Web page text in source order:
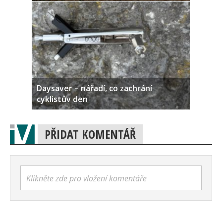
Daysaver – nářadí, co zachrání
cyklistův den
PŘIDAT KOMENTÁŘ
Klikněte zde pro vložení komentáře